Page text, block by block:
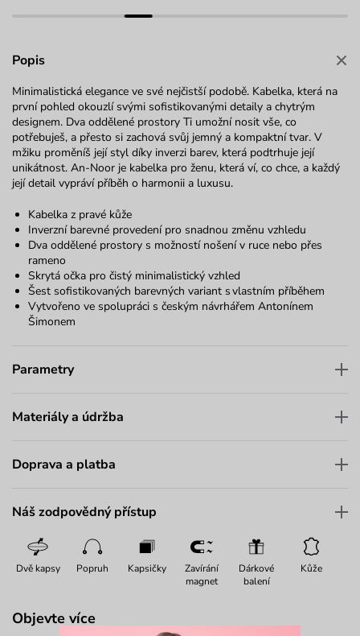
Popis
Minimalistická elegance ve své nejčistší podobě. Kabelka, která na
první pohled okouzlí svými sofistikovanými detaily a chytrým
designem. Dva oddělené prostory Ti umožní nosit vše, co
potřebuješ, a přesto si zachová svůj jemný a kompaktní tvar. V
mžiku proměníš její styl díky inverzi barev, která podtrhuje její
unikátnost. An-Noor je kabelka pro ženu, která ví, co chce, a každý
její detail vypráví příběh o harmonii a luxusu.
Kabelka z pravé kůže
Inverzní barevné provedení pro snadnou změnu vzhledu
Dva oddělené prostory s možností nošení v ruce nebo přes
rameno
Skrytá očka pro čistý minimalistický vzhled
Šest sofistikovaných barevných variant s vlastním příběhem
Vytvořeno ve spolupráci s českým návrhářem Antonínem
Šimonem
Parametry
Materiály a údržba
Doprava a platba
Náš zodpovědný přístup
Dvě kapsy Popruh Kapsičky
Zavírání
magnet
Dárkové
balení
Kůže
Objevte více